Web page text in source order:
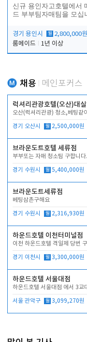
신규 용인자고호텔에서
드 부부팀자매팀을 모십
경기 용인시 월 2,800,000원
룸메이드
1년 이상
채용 메인포커스
럭셔리관광호텔(오산)대
오산(럭셔리관광) 청소,베팅같
경기 오산시 월 2,500,000원
브라운도트호텔 세류점
부부또는 자매 청소팀 구합니다.
경기 수원시 월 5,400,000원
브라운도트세류점
베팅삼촌구해요
경기 수원시 월 2,316,930원
하운드호텔 이천터미널점
이천 하운드호텔 격일제 당번
경기 이천시 월 3,300,000원
하운드호텔 서울대점
하운드호텔 서울대점 에서 3교
서울 관악구 월 3,099,270원